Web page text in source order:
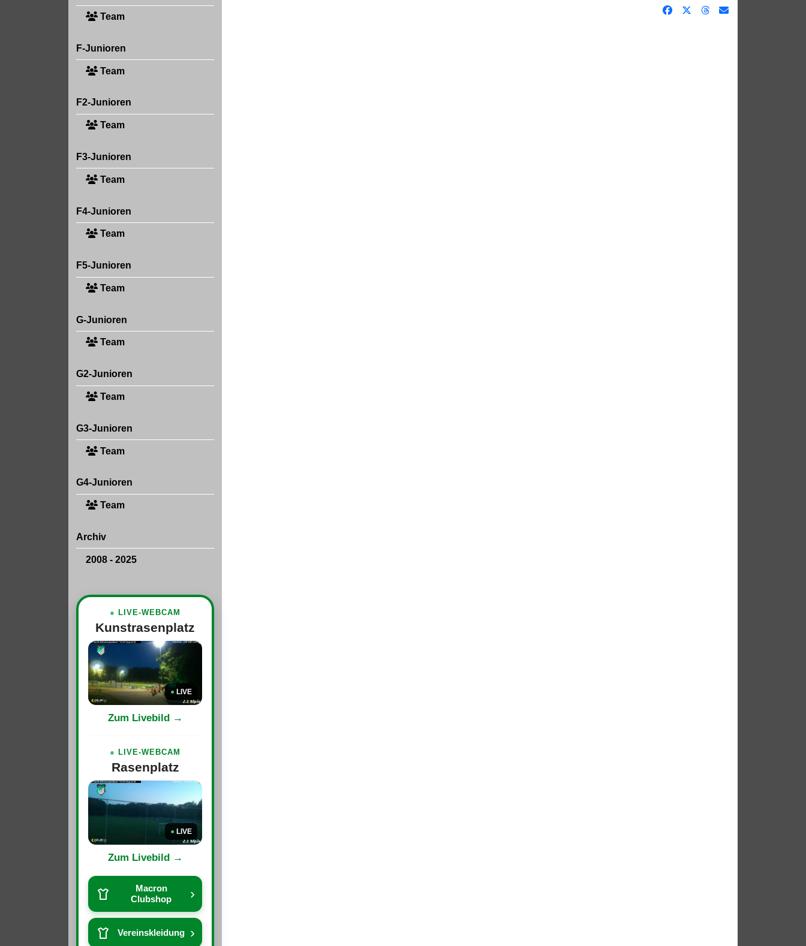
Team
F-Junioren
Team
F2-Junioren
Team
F3-Junioren
Team
F4-Junioren
Team
F5-Junioren
Team
G-Junioren
Team
G2-Junioren
Team
G3-Junioren
Team
G4-Junioren
Team
Archiv
2008 - 2025
● LIVE-WEBCAM
Kunstrasenplatz
● LIVE
Zum Livebild →
● LIVE-WEBCAM
Rasenplatz
● LIVE
Zum Livebild →
Macron
Clubshop
›
Vereinskleidung ›